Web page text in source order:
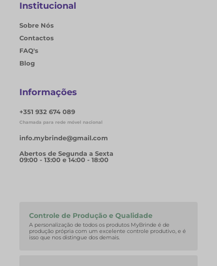
Institucional
Sobre Nós
Contactos
FAQ's
Blog
Informações
+351 932 674 089
Chamada para rede móvel nacional
info.mybrinde@gmail.com
Abertos de Segunda a Sexta
09:00 - 13:00 e 14:00 - 18:00
Controle de Produção e Qualidade
A personalização de todos os produtos MyBrinde é de
produção própria com um excelente controle produtivo, e é
isso que nos distingue dos demais.